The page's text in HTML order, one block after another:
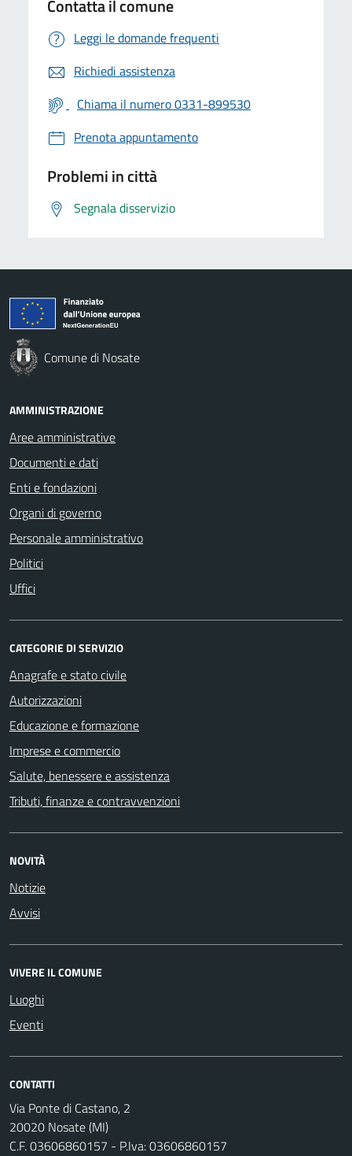
Contatta il comune
Leggi le domande frequenti
Richiedi assistenza
Chiama il numero 0331-899530
Prenota appuntamento
Problemi in città
Segnala disservizio
Comune di Nosate
AMMINISTRAZIONE
Aree amministrative
Documenti e dati
Enti e fondazioni
Organi di governo
Personale amministrativo
Politici
Uffici
CATEGORIE DI SERVIZIO
Anagrafe e stato civile
Autorizzazioni
Educazione e formazione
Imprese e commercio
Salute, benessere e assistenza
Tributi, finanze e contravvenzioni
NOVITÀ
Notizie
Avvisi
VIVERE IL COMUNE
Luoghi
Eventi
CONTATTI
Via Ponte di Castano, 2
20020 Nosate (MI)
C.F. 03606860157 - P.Iva: 03606860157